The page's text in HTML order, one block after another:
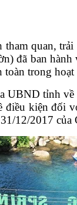
quan,
đã ban
toàn trong
tỉnh
kiện đối
12/2017